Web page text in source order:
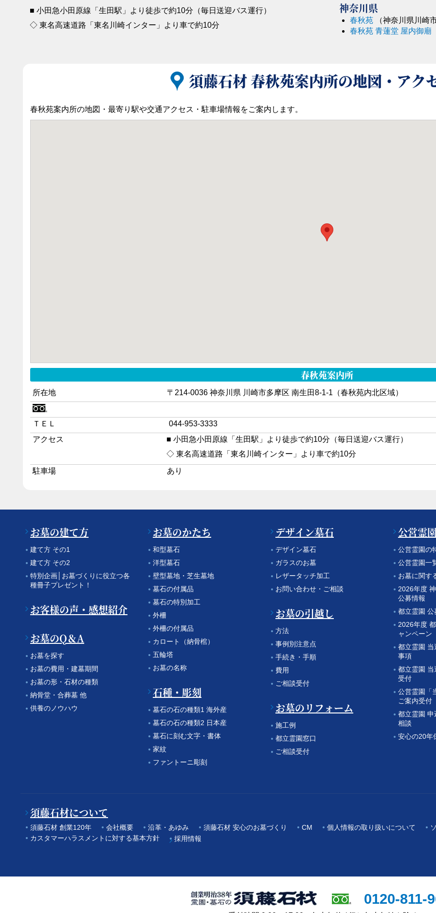
小田急小田原線「生田駅」より徒歩で約10分（毎日送迎バス運行）
東名高速道路「東名川崎インター」より車で約10分
神奈川県
春秋苑 （神奈川県川崎
春秋苑 青蓮堂 屋内御廟
須藤石材 春秋苑案内所の地図・アク
春秋苑案内所の地図・最寄り駅や交通アクセス・駐車場情報をご案内します。
春秋苑案内所
所在地 〒214-0036 神奈川県 川崎市多摩区 南生田8-1-1（春秋苑内北区域）
ＴＥＬ
044-953-3333
アクセス
小田急小田原線「生田駅」より徒歩で約10分（毎日送迎バス運行）
東名高速道路「東名川崎インター」より車で約10分
駐車場 あり
お墓の建て方
建て方 その1
建て方 その2
特別企画│お墓づくりに役立つ各
種冊子プレゼント！
お客様の声・感想紹介
お墓のQ＆A
お墓を探す
お墓の費用・建墓期間
お墓の形・石材の種類
納骨堂・合葬墓 他
供養のノウハウ
お墓のかたち
和型墓石
洋型墓石
壁型墓地・芝生墓地
墓石の付属品
墓石の特別加工
外柵
外柵の付属品
カロート（納骨棺）
五輪塔
お墓の名称
石種・彫刻
墓石の石の種類1 海外産
墓石の石の種類2 日本産
墓石に刻む文字・書体
家紋
ファントーニ彫刻
デザイン墓石
デザイン墓石
ガラスのお墓
レザータッチ加工
お問い合わせ・ご相談
お墓の引越し
方法
事例別注意点
手続き・手順
費用
ご相談受付
お墓のリフォーム
施工例
都立霊園窓口
ご相談受付
公営霊
公営霊園の
公営霊園一
お墓に関す
2026年度
公募情報
都立霊園 公
2026年度
ャンペーン
都立霊園 当
事項
都立霊園 当
受付
公営霊園「
ご案内受付
都立霊園 申
相談
安心の20年
須藤石材について
須藤石材 創業120年 会社概要 沿革・あゆみ 須藤石材 安心のお墓づくり CM 個人情報の取り扱いについて
カスタマーハラスメントに対する基本方針
採用情報
0120-811-